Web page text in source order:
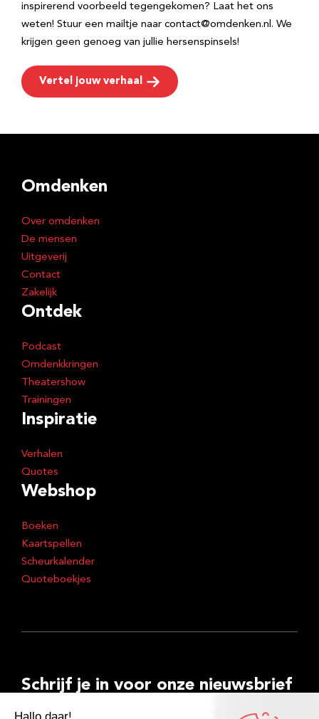
inspirerend voorbeeld tegengekomen? Laat het ons
weten! Stuur een mailtje naar contact@omdenken.nl. We
krijgen geen genoeg van jullie hersenspinsels!
Vertel jouw verhaal
Omdenken
Over omdenken
De mensen
Uitgeverij
Contact
Zakelijk
Ontdek
Podcast
Omdenkkringen
Theatershow
Trainingen
Inspiratie
Verhalen
Quotes
Webshop
Boeken
Kaartspellen
Scheurkalender
Quoteboekjes
Schrijf je in voor onze nieuwsbrief